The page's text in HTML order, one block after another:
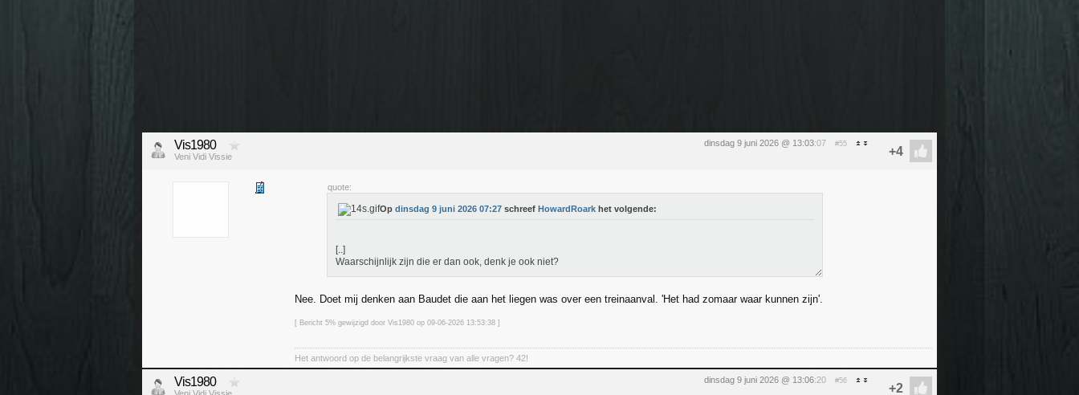
dinsdag 9 juni 2026 @ 13:03:07 #55
Vis1980
Veni Vidi Vissie
quote:
Op dinsdag 9 juni 2026 07:27 schreef HowardRoark het volgende:
[..]
Waarschijnlijk zijn die er dan ook, denk je ook niet?
Nee. Doet mij denken aan Baudet die aan het liegen was over een treinaanval. 'Het had zomaar waar kunnen zijn'.
[ Bericht 5% gewijzigd door Vis1980 op 09-06-2026 13:53:38 ]
Het antwoord op de belangrijkste vraag van alle vragen? 42!
dinsdag 9 juni 2026 @ 13:06:20 #56
Vis1980